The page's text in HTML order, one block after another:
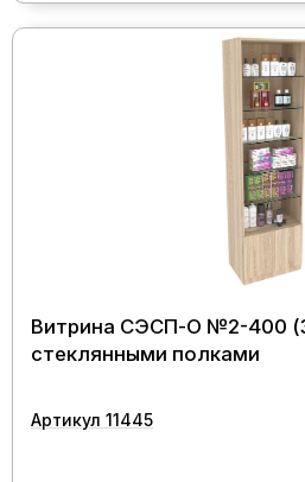
Витрина СЭСП-О №2-400
стеклянными полками
Артикул 11445